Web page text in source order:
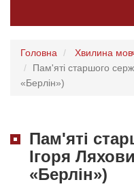
Головна
Хвилина
Пам'яті старшого
«Берлін»)
Пам'яті
Ігоря
«Берлін»)